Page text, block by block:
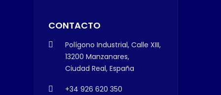
CONTACTO
Polígono Industrial, Calle XIII,
13200 Manzanares,
Ciudad Real, España
+34 926 620 350